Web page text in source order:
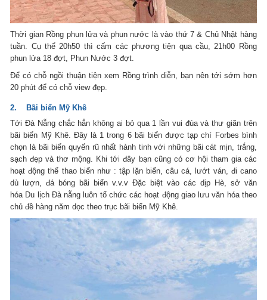
Thời gian Rồng phun lửa và phun nước là vào thứ 7 & Chủ Nhật hàng
tuần. Cụ thể 20h50 thì cấm các phương tiện qua cầu, 21h00 Rồng
phun lửa 18 đợt, Phun Nước 3 đợt.
Để có chỗ ngồi thuận tiện xem Rồng trình diễn, bạn nên tới sớm hơn
20 phút để có chỗ view đẹp.
2. Bãi biển Mỹ Khê
Tới Đà Nẵng chắc hẳn không ai bỏ qua 1 lần vui đùa và thư giãn trên
bãi biển Mỹ Khê. Đây là 1 trong 6 bãi biển được tạp chí Forbes bình
chọn là bãi biển quyến rũ nhất hành tinh với những bãi cát mịn, trắng,
sạch đẹp và thơ mộng. Khi tới đây bạn cũng có cơ hội tham gia các
hoạt động thể thao biển như : tập lặn biển, câu cá, lướt ván, đi cano
dù lượn, đá bóng bãi biển v.v.v Đặc biệt vào các dịp Hè, sở văn
hóa Du lịch Đà nẵng luôn tổ chức các hoạt động giao lưu văn hóa theo
chủ đề hàng năm dọc theo trục bãi biển Mỹ Khê.